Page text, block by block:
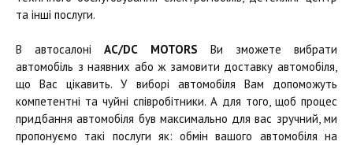
та інші послуги.
В автосалоніAC/DC MOTORS Ви зможете вибрати
автомобіль з наявних або ж замовити доставку автомобіля,
що Вас цікавить. У виборі автомобіля Вам допоможуть
компетентні та чуйні співробітники. А для того, щоб процес
придбання автомобіля був максимально для вас зручний, ми
пропонуємо такі послуги як: обмін вашого автомобіля на